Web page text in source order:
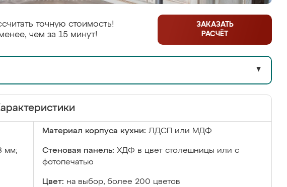
точную стоимость!
чем за 15 минут!
ЗАКАЗАТЬ
РАСЧЁТ
▼
Материал корпуса кухни: ЛДСП или МДФ
мм;
Стеновая панель: ХДФ в цвет столешницы или с
фотопечатью
Цвет: на выбор, более 200 цветов